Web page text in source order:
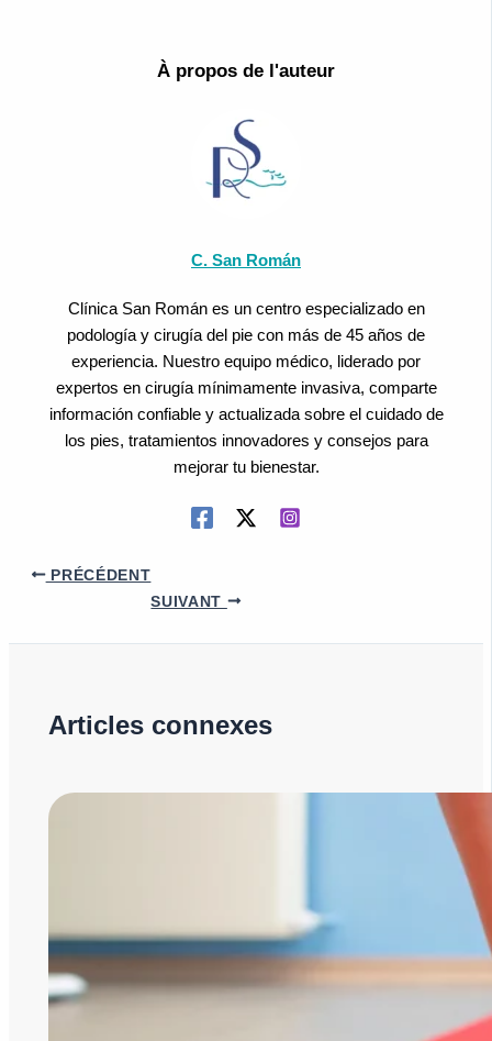
À propos de l'auteur
C. San Román
Clínica San Román es un centro especializado en
podología y cirugía del pie con más de 45 años de
experiencia. Nuestro equipo médico, liderado por
expertos en cirugía mínimamente invasiva, comparte
información confiable y actualizada sobre el cuidado de
los pies, tratamientos innovadores y consejos para
mejorar tu bienestar.
PRÉCÉDENT
SUIVANT
Articles connexes